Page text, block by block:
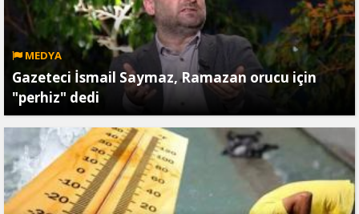
MEDYA
Gazeteci İsmail Saymaz, Ramazan orucu için
"perhiz" dedi